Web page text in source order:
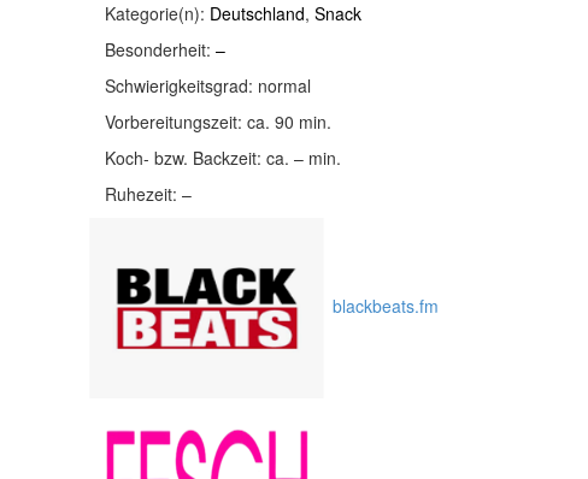
Kategorie(n): Deutschland, Snack
Besonderheit: –
Schwierigkeitsgrad: normal
Vorbereitungszeit: ca. 90 min.
Koch- bzw. Backzeit: ca. – min.
Ruhezeit: –
blackbeats.fm